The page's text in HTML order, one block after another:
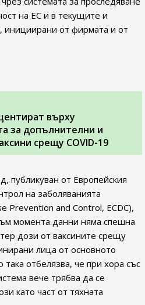
на ЕС и в текущите и
инициирани от фирмата и от
върху
за допълнителни и
срещу COVID-19
публикуван от Европейския
на заболяванията
Prevention and Control, ECDC),
момента данни няма спешна
дози от ваксините срещу
лица от основното
отбелязва, че при хора със
вече трябва да се
като част от тяхната